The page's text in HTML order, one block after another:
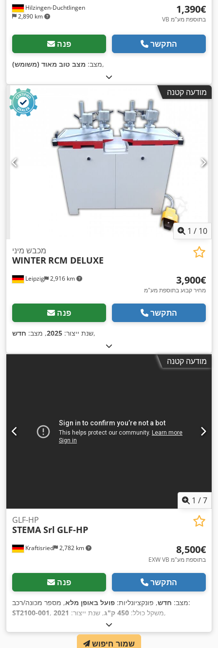
Hilzingen-Duchtlingen
2,890 km
‏1,390 ‏€
VB בתוספת מע"מ
פנה התקשר
מצב: מצב טוב מאוד (משומש) ,
מודעה קטנה
1 / 10
Leipzig 2,916 km
מכבש מיני
WINTER RCM DELUXE
‏3,900 ‏€
מחיר קבוע בתוספת מע"מ
פנה התקשר
שנת ייצור: 2025, מצב: חדש ,
מודעה קטנה
1 /7
Kraftisried 2,782 km
GLF-HP
STEMA Srl GLF-HP
‏8,500 ‏€
EXW VB בתוספת מע"מ
פנה התקשר
מצב: חדש, פונקציונליות: פועל באופן מלא
, מספר מכונה/רכב:
ST2100-001
, משקל כולל: 450 ק"ג , שנת ייצור: 2021 ,
שמור חיפוש